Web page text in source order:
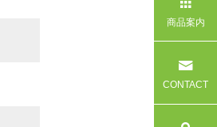
商品案内
CONTACT